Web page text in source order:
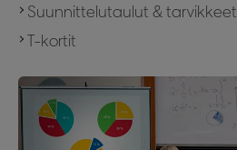
Suunnittelutaulut & tarvikkeet
T-kortit